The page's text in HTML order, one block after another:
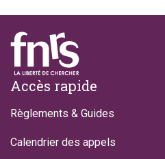
Footer
Accès rapide
Règlements & Guides
Calendrier des appels